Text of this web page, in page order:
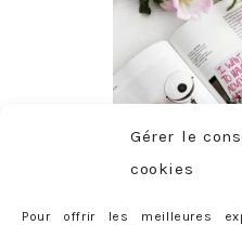
Gérer le
cookies
Pour offrir les meilleures